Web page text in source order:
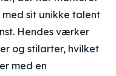
sit unikke talent
Hendes værker
og stilarter, hvilket
med en